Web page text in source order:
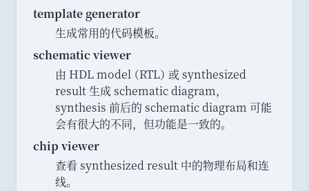
template generator
生成常用的代码模板。
schematic viewer
由 HDL model （RTL） 或 synthesized
result 生成 schematic diagram，
synthesis 前后的 schematic diagram 可能
会有很大的不同， 但功能是一致的。
chip viewer
查看 synthesized result 中的物理布局和连
线。